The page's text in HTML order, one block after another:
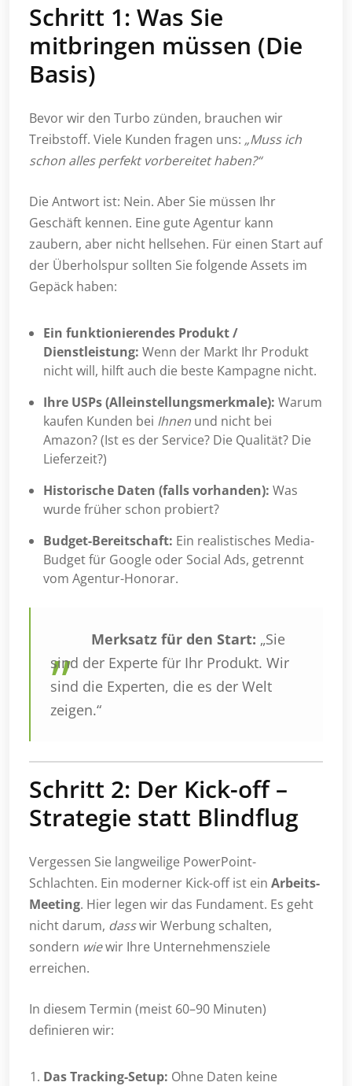
Schritt 1: Was Sie
mitbringen müssen (Die
Basis)
Bevor wir den Turbo zünden, brauchen wir
Treibstoff. Viele Kunden fragen uns: „Muss ich
schon alles perfekt vorbereitet haben?“
Die Antwort ist: Nein. Aber Sie müssen Ihr
Geschäft kennen. Eine gute Agentur kann
zaubern, aber nicht hellsehen. Für einen Start auf
der Überholspur sollten Sie folgende Assets im
Gepäck haben:
Ein funktionierendes Produkt /
Dienstleistung: Wenn der Markt Ihr Produkt
nicht will, hilft auch die beste Kampagne nicht.
Ihre USPs (Alleinstellungsmerkmale): Warum
kaufen Kunden bei Ihnen und nicht bei
Amazon? (Ist es der Service? Die Qualität? Die
Lieferzeit?)
Historische Daten (falls vorhanden): Was
wurde früher schon probiert?
Budget-Bereitschaft: Ein realistisches Media-
Budget für Google oder Social Ads, getrennt
vom Agentur-Honorar.
Merksatz für den Start: „Sie
sind der Experte für Ihr Produkt. Wir
sind die Experten, die es der Welt
zeigen.“
Schritt 2: Der Kick-off –
Strategie statt Blindflug
Vergessen Sie langweilige PowerPoint-
Schlachten. Ein moderner Kick-off ist ein Arbeits-
Meeting. Hier legen wir das Fundament. Es geht
nicht darum, dasswir Werbung schalten,
sondern wiewir Ihre Unternehmensziele
erreichen.
In diesem Termin (meist 60–90 Minuten)
definieren wir:
Das Tracking-Setup: Ohne Daten keine